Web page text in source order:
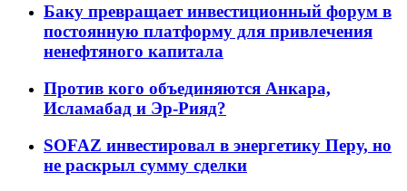
Баку превращает инвестиционный форум в
постоянную платформу для привлечения
ненефтяного капитала
Против кого объединяются Анкара,
Исламабад и Эр-Рияд?
SOFAZ инвестировал в энергетику Перу, но
не раскрыл сумму сделки